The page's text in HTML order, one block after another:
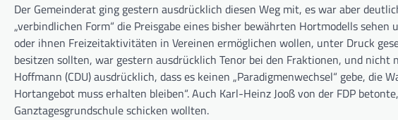
Der Gemeinderat ging gestern ausdrücklich diesen Weg mit, es war aber
„verbindlichen Form“ die Preisgabe eines bisher bewährten Hortmodells
oder ihnen Freizeitaktivitäten in Vereinen ermöglichen wollen, unter Druck
besitzen sollten, war gestern ausdrücklich Tenor bei den Fraktionen, und
Hoffmann (CDU) ausdrücklich, dass es keinen „Paradigmenwechsel“ gebe, die
Hortangebot muss erhalten bleiben“. Auch Karl-Heinz Jooß von der FDP
Ganztagesgrundschule schicken wollten.